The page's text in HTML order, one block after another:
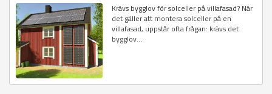
Krävs bygglov för solceller på villafasad? När
det gäller att montera solceller på en
villafasad, uppstår ofta frågan: krävs det
bygglov...